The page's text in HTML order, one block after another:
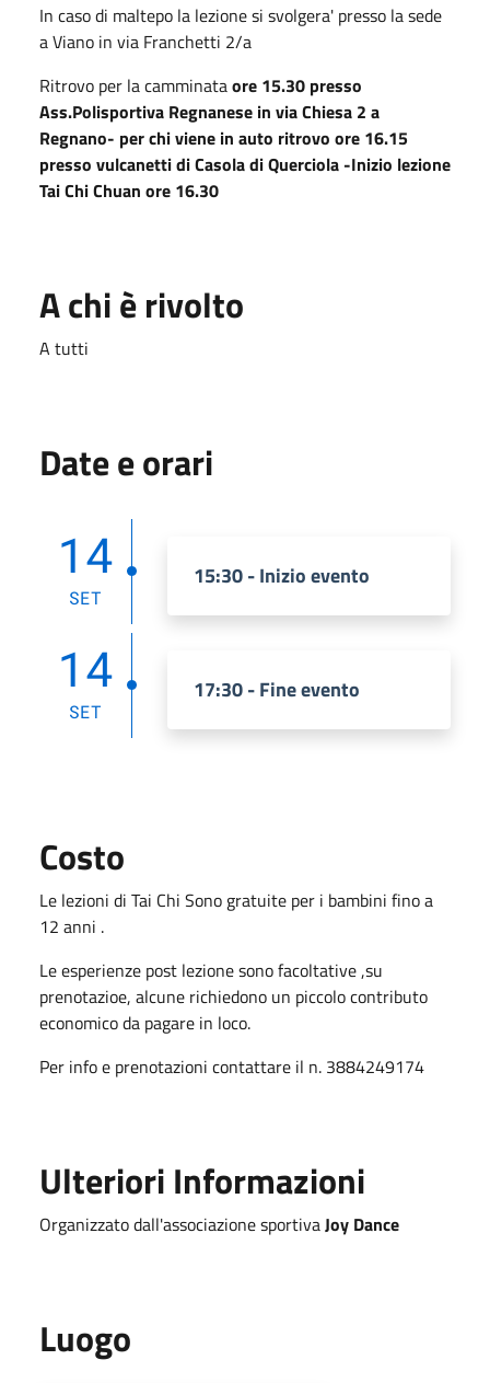
In caso di maltepo la lezione si svolgera' presso la sede
a Viano in via Franchetti 2/a
Ritrovo per la camminataore 15.30 presso
Ass.Polisportiva Regnanese in via Chiesa 2 a
Regnano- per chi viene in auto ritrovo ore 16.15
presso vulcanetti di Casola di Querciola -Inizio lezione
Tai Chi Chuan ore 16.30
A chi è rivolto
A tutti
Date e orari
14
SET
15:30 - Inizio evento
14
SET
17:30 - Fine evento
Costo
Le lezioni di Tai Chi Sono gratuite per i bambini fino a
12 anni .
Le esperienze post lezione sono facoltative ,su
prenotazioe, alcune richiedono un piccolo contributo
economico da pagare in loco.
Per info e prenotazioni contattare il n. 3884249174
Ulteriori Informazioni
Organizzato dall'associazione sportivaJoy Dance
Luogo